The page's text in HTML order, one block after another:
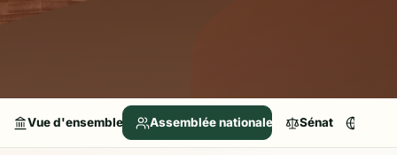
Vue d'ensemble Assemblée nationale Sénat